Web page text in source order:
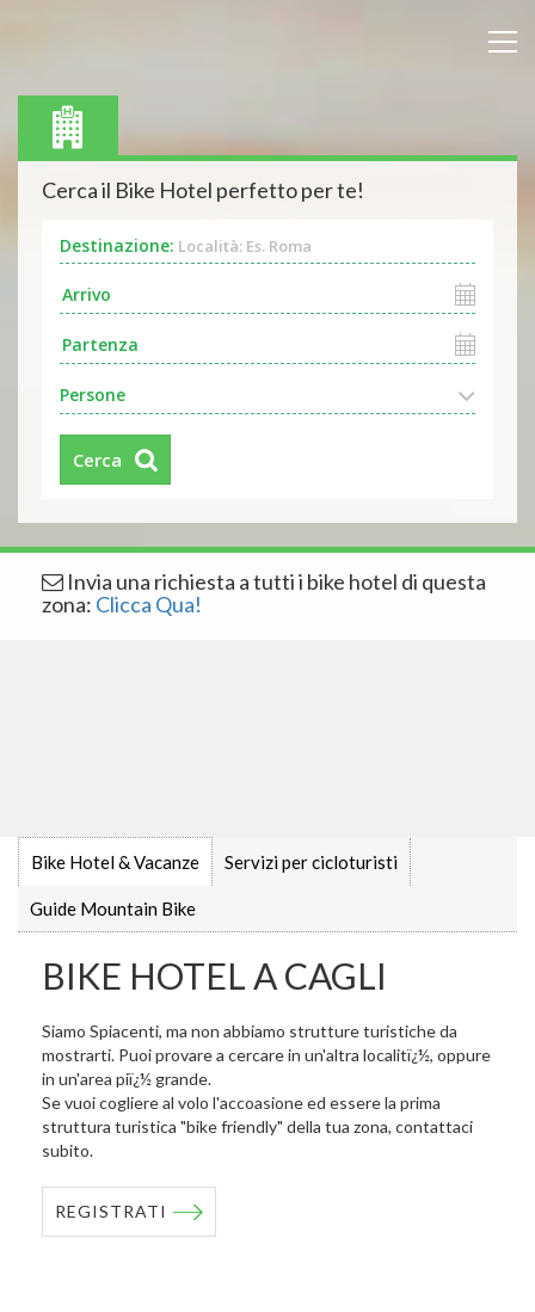
Cerca il Bike Hotel perfetto per te!
Destinazione: Località: Es. Roma
Persone
Cerca
Invia una richiesta a tutti i bike hotel di questa
zona: Clicca Qua!
Bike Hotel & Vacanze Servizi per cicloturisti
Guide Mountain Bike
BIKE HOTEL A CAGLI
Siamo Spiacenti, ma non abbiamo strutture turistiche da
mostrarti. Puoi provare a cercare in un'altra localitï¿½, oppure
in un'area piï¿½ grande.
Se vuoi cogliere al volo l'accoasione ed essere la prima
struttura turistica "bike friendly" della tua zona, contattaci
subito.
REGISTRATI